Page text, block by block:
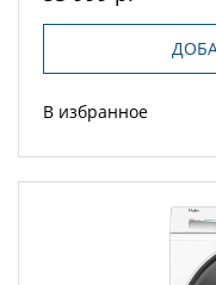
В избранное